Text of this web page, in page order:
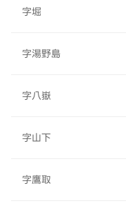
字堀
字湯野島
字八嶽
字山下
字鷹取